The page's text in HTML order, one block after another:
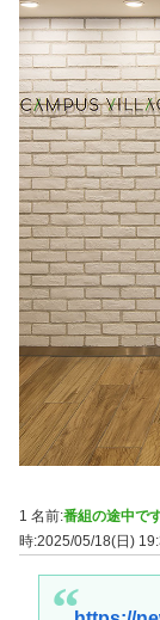
1 名前:番組の途中で
時:2025/05/18(日)